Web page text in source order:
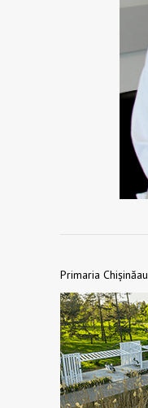
Primaria Chișinăau